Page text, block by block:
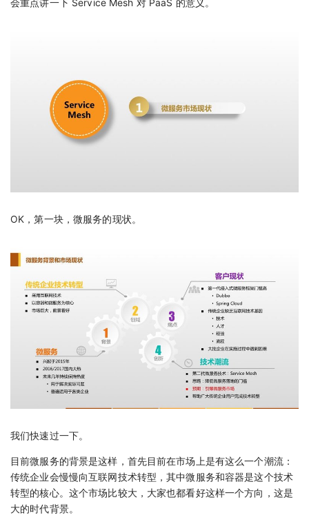
会重点讲一下 Service Mesh 对 PaaS 的意义。
OK，第一块，微服务的现状。
我们快速过一下。
目前微服务的背景是这样，首先目前在市场上是有这么一个潮流：
传统企业会慢慢向互联网技术转型，其中微服务和容器是这个技术
转型的核心。这个市场比较大，大家也都看好这样一个方向，这是
大的时代背景。